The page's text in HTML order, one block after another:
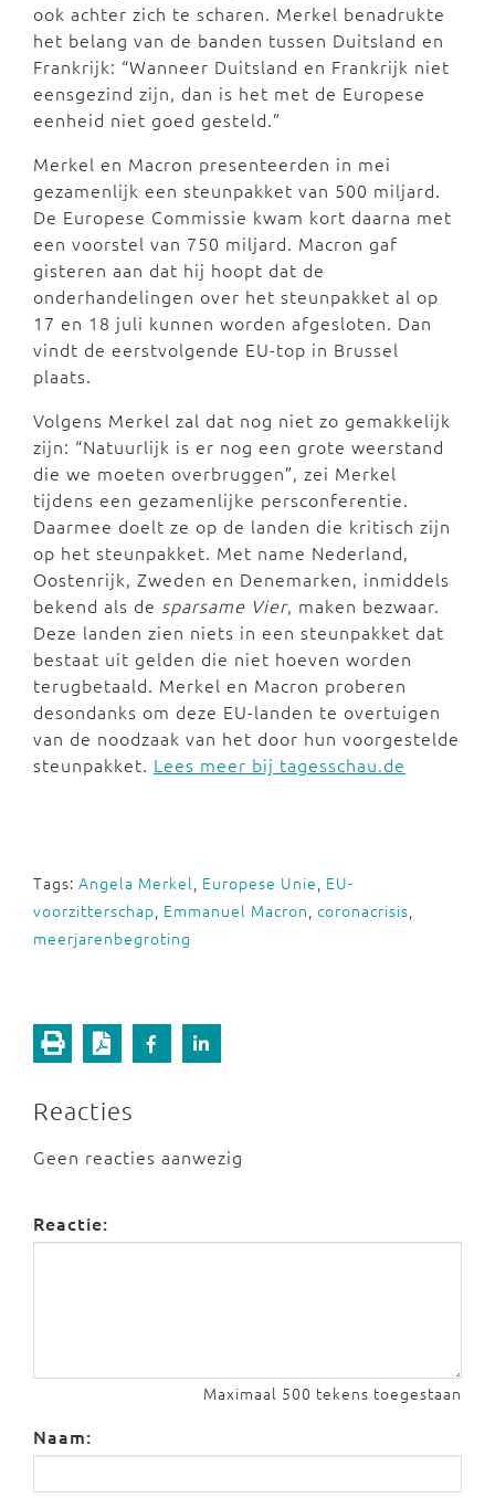
ook achter zich te scharen. Merkel benadrukte
het belang van de banden tussen Duitsland en
Frankrijk: “Wanneer Duitsland en Frankrijk niet
eensgezind zijn, dan is het met de Europese
eenheid niet goed gesteld.”
Merkel en Macron presenteerden in mei
gezamenlijk een steunpakket van 500 miljard.
De Europese Commissie kwam kort daarna met
een voorstel van 750 miljard. Macron gaf
gisteren aan dat hij hoopt dat de
onderhandelingen over het steunpakket al op
17 en 18 juli kunnen worden afgesloten. Dan
vindt de eerstvolgende EU-top in Brussel
plaats.
Volgens Merkel zal dat nog niet zo gemakkelijk
zijn: “Natuurlijk is er nog een grote weerstand
die we moeten overbruggen”, zei Merkel
tijdens een gezamenlijke persconferentie.
Daarmee doelt ze op de landen die kritisch zijn
op het steunpakket. Met name Nederland,
Oostenrijk, Zweden en Denemarken, inmiddels
bekend als de sparsame Vier, maken bezwaar.
Deze landen zien niets in een steunpakket dat
bestaat uit gelden die niet hoeven worden
terugbetaald. Merkel en Macron proberen
desondanks om deze EU-landen te overtuigen
van de noodzaak van het door hun voorgestelde
steunpakket. Lees meer bij tagesschau.de
Tags: Angela Merkel, Europese Unie, EU-
voorzitterschap, Emmanuel Macron, coronacrisis,
meerjarenbegroting
Reacties
Geen reacties aanwezig
Reactie:
Maximaal 500 tekens toegestaan
Naam: